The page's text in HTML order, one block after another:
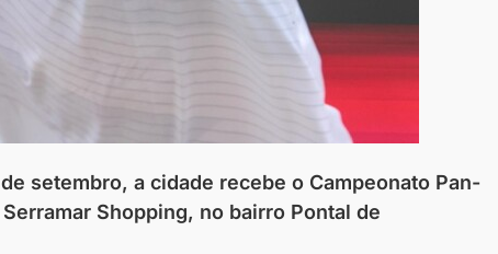
setembro, a cidade recebe o Campeonato Pan-
Shopping, no bairro Pontal de